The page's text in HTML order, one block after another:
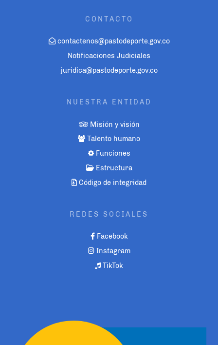
CONTACTO
contactenos@pastodeporte.gov.co
Notificaciones Judiciales
juridica@pastodeporte.gov.co
NUESTRA ENTIDAD
Misión y visión
Talento humano
Funciones
Estructura
Código de integridad
REDES SOCIALES
Facebook
Instagram
TikTok